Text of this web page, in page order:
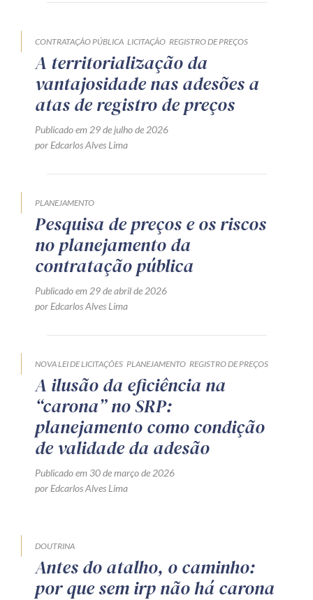
Zênite Fácil IA
Zênite Play
Orientação por Escrito
Mentoria Zênite
Capacitação
Eventos presenciais
Zênite in Company
Diferenciais
Av. Sete de Setembro, 4698
Batel Curitiba/PR CEP
Telefone (41) 2109-8666
Whatsapp (41) 98881-6616
CONTRATAÇÃO PÚBLICA LICITAÇÃO REGISTRO DE PREÇOS
A territorialização da
vantajosidade nas adesões a
atas de registro de preços
Publicado em 29 de julho de 2026
por Edcarlos Alves Lima
PLANEJAMENTO
Pesquisa de preços e os riscos
no planejamento da
contratação pública
Publicado em 29 de abril de 2026
por Edcarlos Alves Lima
NOVA LEI DE LICITAÇÕES PLANEJAMENTO REGISTRO DE PREÇOS
A ilusão da eficiência na
“carona” no SRP:
planejamento como condição
de validade da adesão
Publicado em 30 de março de 2026
por Edcarlos Alves Lima
DOUTRINA
Antes do atalho, o caminho:
por que sem irp não há carona